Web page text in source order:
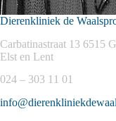
Dierenkliniek de
Carbatinastraat 13 6515
Elst en Lent
024 – 303 11 01